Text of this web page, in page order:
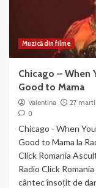
Muzică din filme
Chicago – When
Good to Mama
Valentina
27
0
Chicago - When
Good to Mama la
Click Romania
Radio Click
cântec însoțit de